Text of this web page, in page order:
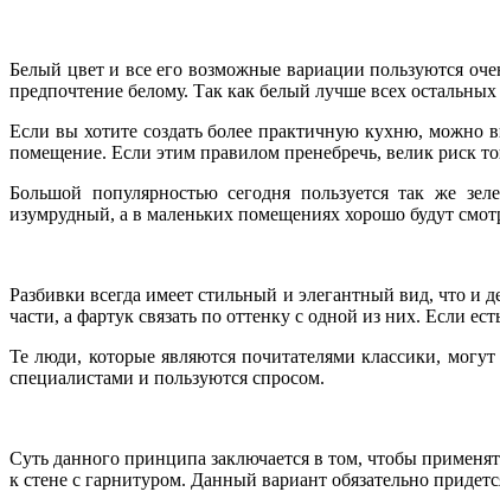
Белый цвет и все его возможные вариации пользуются
предпочтение белому. Так как белый лучше всех
Если вы хотите создать более практичную кухню, можно
помещение. Если этим правилом пренебречь, велик риск
Большой популярностью сегодня пользуется так же
изумрудный, а в маленьких помещениях хорошо будут
Разбивки всегда имеет стильный и элегантный вид, что
части, а фартук связать по оттенку с одной из них. Если
Те люди, которые являются почитателями классики,
специалистами и пользуются спросом.
Суть данного принципа заключается в том, чтобы
к стене с гарнитуром. Данный вариант обязательно